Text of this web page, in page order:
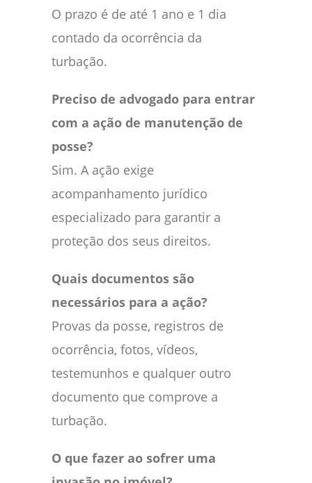
O prazo é de até 1 ano e 1 dia
contado da ocorrência da
turbação.
Preciso de advogado para entrar
com a ação de manutenção de
posse?
Sim. A ação exige
acompanhamento jurídico
especializado para garantir a
proteção dos seus direitos.
Quais documentos são
necessários para a ação?
Provas da posse, registros de
ocorrência, fotos, vídeos,
testemunhos e qualquer outro
documento que comprove a
turbação.
O que fazer ao sofrer uma